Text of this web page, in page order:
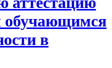
обучающимся
в